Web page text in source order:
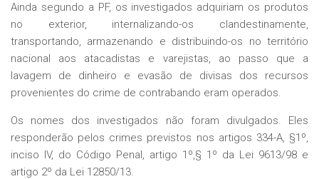
Ainda segundo a PF, os investigados adquiriam os produtos
no exterior, internalizando-os clandestinamente,
transportando, armazenando e distribuindo-os no território
nacional aos atacadistas e varejistas, ao passo que a
lavagem de dinheiro e evasão de divisas dos recursos
provenientes do crime de contrabando eram operados.
Os nomes dos investigados não foram divulgados. Eles
responderão pelos crimes previstos nos artigos 334-A, §1º,
inciso IV, do Código Penal, artigo 1º,§ 1º da Lei 9613/98 e
artigo 2º da Lei 12850/13.